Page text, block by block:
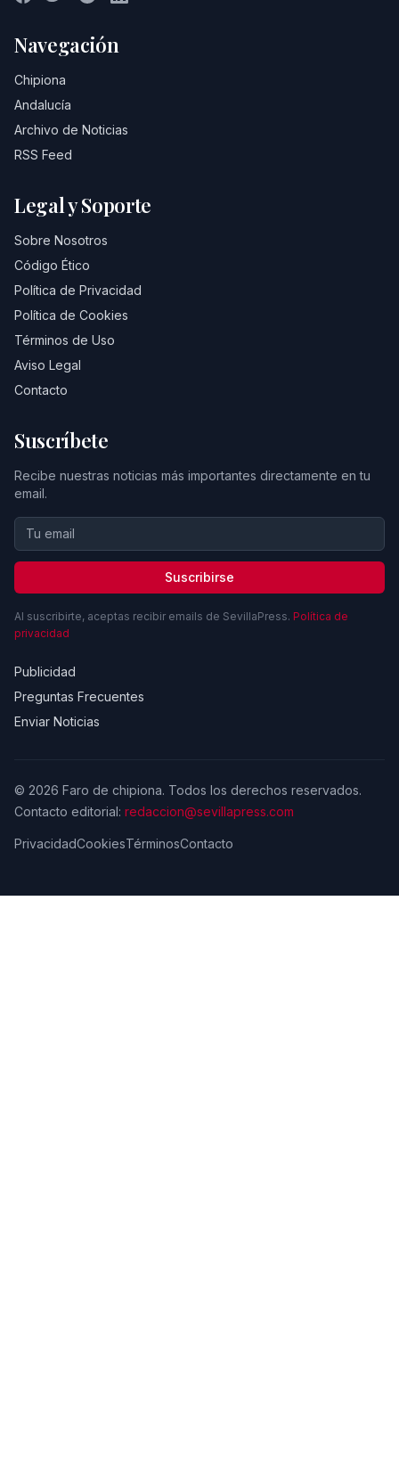
Navegación
Chipiona
Andalucía
Archivo de Noticias
RSS Feed
Legal y Soporte
Sobre Nosotros
Código Ético
Política de Privacidad
Política de Cookies
Términos de Uso
Aviso Legal
Contacto
Suscríbete
Recibe nuestras noticias más importantes directamente en tu
email.
Suscribirse
Al suscribirte, aceptas recibir emails de SevillaPress. Política de
privacidad
Publicidad
Preguntas Frecuentes
Enviar Noticias
© 2026 Faro de chipiona. Todos los derechos reservados.
Contacto editorial: redaccion@sevillapress.com
PrivacidadCookiesTérminosContacto